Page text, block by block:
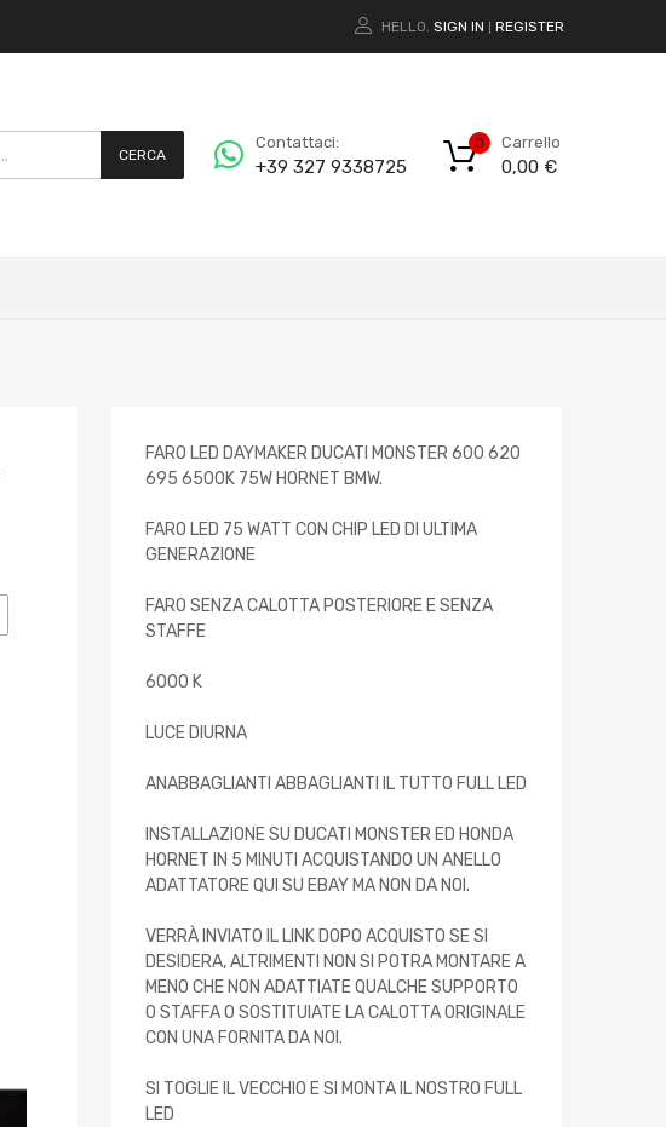
HELLO. SIGN IN REGISTER
CERCA
Contattaci:
+39 327 9338725
Carrello
0,00 €
0
FARO LED DAYMAKER DUCATI MONSTER 600 620
695 6500K 75W HORNET BMW.
FARO LED 75 WATT CON CHIP LED DI ULTIMA
GENERAZIONE
FARO SENZA CALOTTA POSTERIORE E SENZA
STAFFE
6000 K
LUCE DIURNA
ANABBAGLIANTI ABBAGLIANTI IL TUTTO FULL LED
INSTALLAZIONE SU DUCATI MONSTER ED HONDA
HORNET IN 5 MINUTI ACQUISTANDO UN ANELLO
ADATTATORE QUI SU EBAY MA NON DA NOI.
VERRÀ INVIATO IL LINK DOPO ACQUISTO SE SI
DESIDERA, ALTRIMENTI NON SI POTRA MONTARE A
MENO CHE NON ADATTIATE QUALCHE SUPPORTO
O STAFFA O SOSTITUIATE LA CALOTTA ORIGINALE
CON UNA FORNITA DA NOI.
SI TOGLIE IL VECCHIO E SI MONTA IL NOSTRO FULL
LED